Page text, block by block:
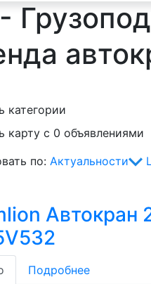
категории
карту с 0 объявлениями
по: Актуальности
Автокран
Подробнее